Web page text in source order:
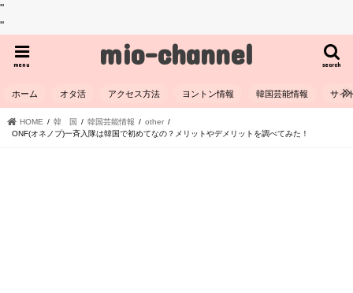
"
"
mio-channel search
menu
ホーム オタ活 アクセス方法 ヨントン情報 韓国芸能情報 サイ
HOME 韓 国 韓国芸能情報
other
ONF(オネノプ)一斉入隊は韓国で初めてなの？メリットやデメリットを調べてみた！